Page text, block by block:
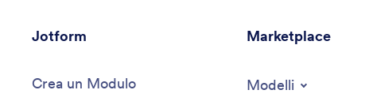
Jotform
Crea un Modulo
Marketplace
Modelli